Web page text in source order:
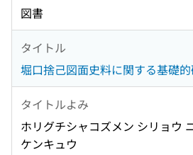
図書
タイトル
堀口捨己図面史料に関する基礎
タイトルよみ
ホリグチシャコズメン シリョウ
ケンキュウ